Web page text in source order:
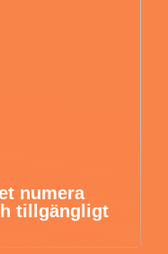
numera
tillgängligt